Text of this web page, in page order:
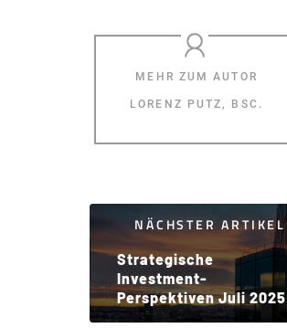
LORENZ PUTZ, BSC.
Strategische
Investment-
Perspektiven Juli 2025
NÄCHSTER ARTIKEL